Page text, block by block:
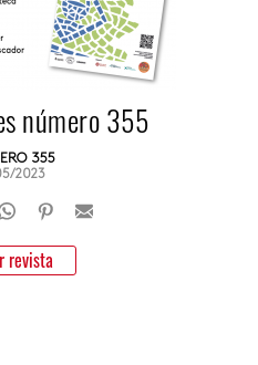
número 355
355
2023
revista